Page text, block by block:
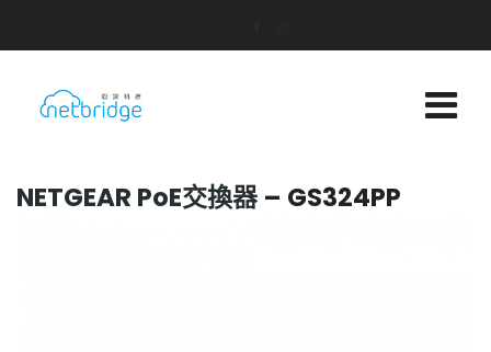
NETGEAR PoE交換器 – GS324PP